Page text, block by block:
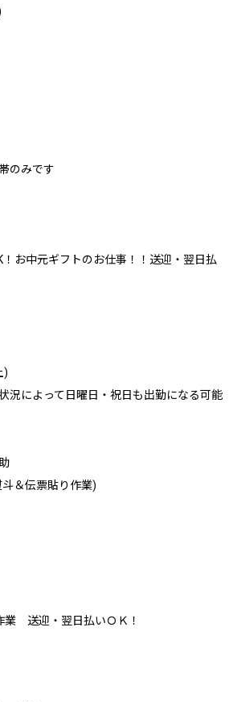
のみです
！お中元ギフトのお仕事！！送迎・翌日払
)
況によって日曜日・祝日も出勤になる可能
＆伝票貼り作業)
業 送迎・翌日払いＯＫ！